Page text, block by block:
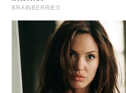
LABUHANBATU
TAPANULI
WN DELI
SERDANG